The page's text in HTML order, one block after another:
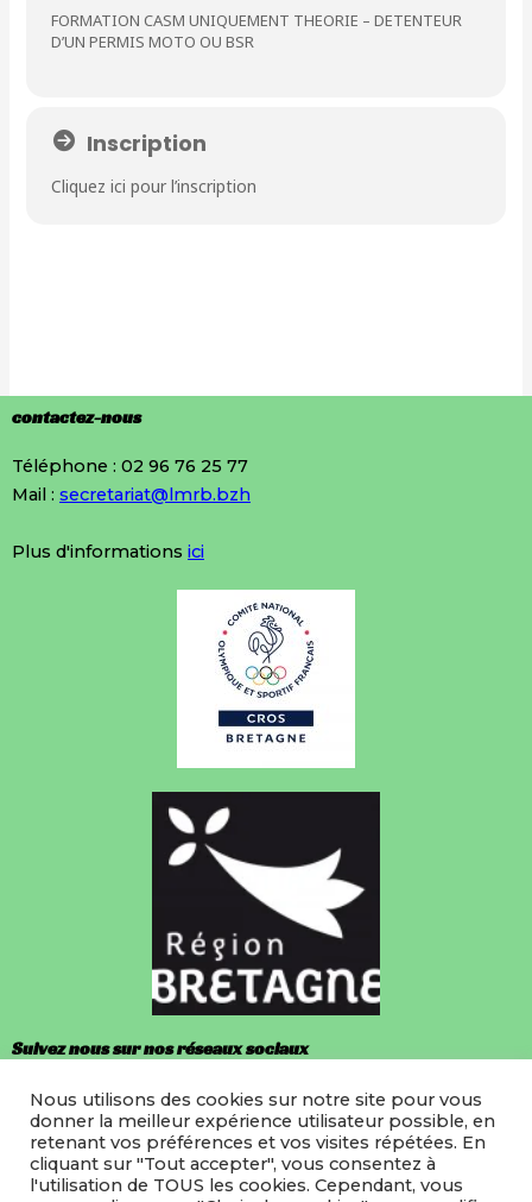
FORMATION CASM UNIQUEMENT THEORIE – DETENTEUR
D’UN PERMIS MOTO OU BSR
Inscription
Cliquez ici pour l’inscription
contactez-nous
Téléphone : 02 96 76 25 77
Mail : secretariat@lmrb.bzh
Plus d'informations ici
Suivez nous sur nos réseaux sociaux
Facebook
Instagram
Nous utilisons des cookies sur notre site pour vous
donner la meilleur expérience utilisateur possible, en
retenant vos préférences et vos visites répétées. En
cliquant sur "Tout accepter", vous consentez à
l'utilisation de TOUS les cookies. Cependant, vous